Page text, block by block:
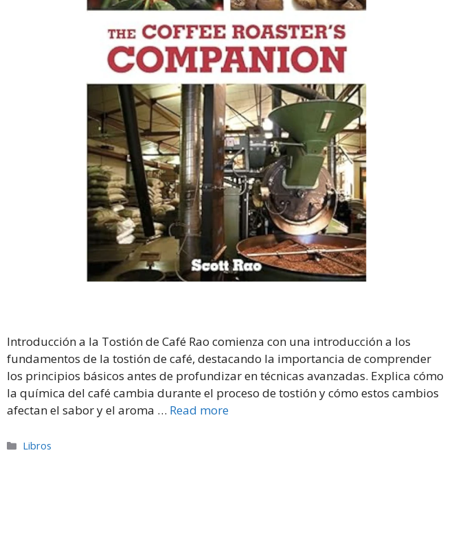
Introducción a la Tostión de Café Rao comienza con una introducción a los
fundamentos de la tostión de café, destacando la importancia de comprender
los principios básicos antes de profundizar en técnicas avanzadas. Explica cómo
la química del café cambia durante el proceso de tostión y cómo estos cambios
afectan el sabor y el aroma … Read more
Categories
Libros